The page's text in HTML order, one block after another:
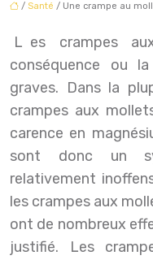
/ Santé / Une crampe au
Les crampes aux mollets peuvent être la
conséquence ou
graves. Dans la
crampes aux
carence en
sont donc un
relativement
les crampes aux
ont de nombreux
justifié. Les